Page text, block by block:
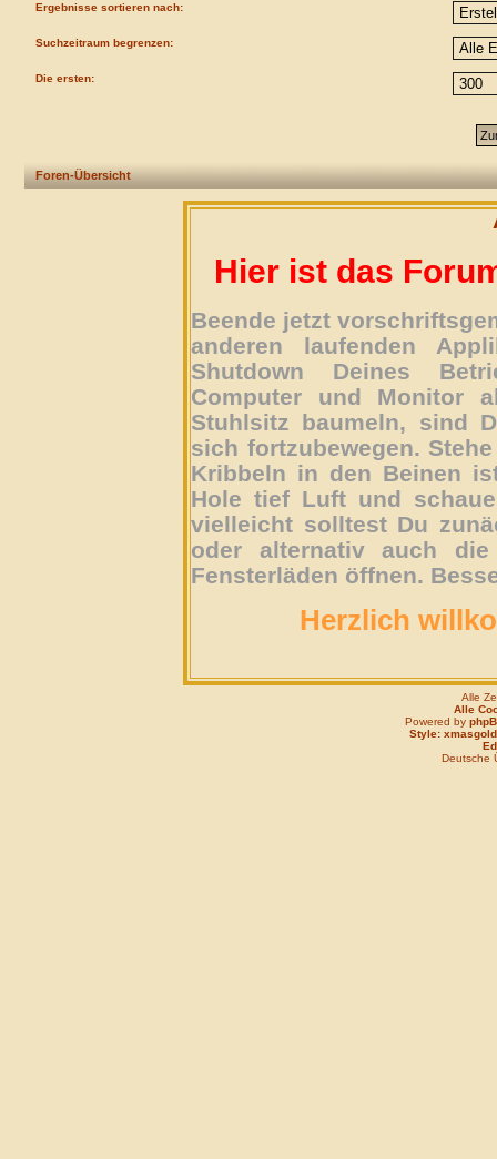
Ergebnisse sortieren nach:
Suchzeitraum begrenzen:
Die ersten:
Foren-Übersicht
Hier ist das
Beende jetzt
anderen laufenden
Shutdown Deines
Computer und Monitor
Stuhlsitz baumeln, sind
sich fortzubewegen.
Kribbeln in den Beinen
Hole tief Luft und
vielleicht solltest Du
oder alternativ auch
Fensterläden öffnen.
Herzlich
Alle
Alle
Powered by
Style: xmasgold
Deutsche